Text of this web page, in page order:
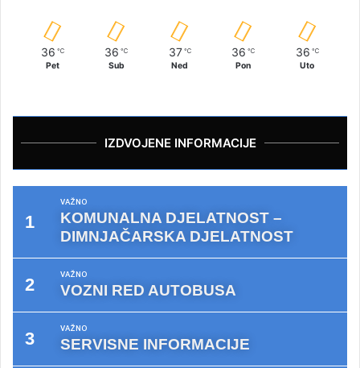
36 ℃
Pet
36 ℃
Sub
37 ℃
Ned
36 ℃
Pon
36 ℃
Uto
IZDVOJENE INFORMACIJE
VAŽNO
KOMUNALNA DJELATNOST –
DIMNJAČARSKA DJELATNOST
VAŽNO
VOZNI RED AUTOBUSA
VAŽNO
SERVISNE INFORMACIJE